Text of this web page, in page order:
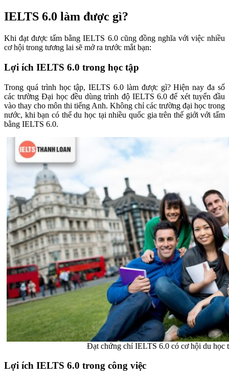
IELTS 6.0 làm được gì?
Khi đạt được tấm bằng IELTS 6.0 cũng đồng nghĩa với việc nhiều
cơ hội trong tương lai sẽ mở ra trước mắt bạn:
Lợi ích IELTS 6.0 trong học tập
Trong quá trình học tập, IELTS 6.0 làm được gì? Hiện nay đa số
các trường Đại học đều dùng trình độ IELTS 6.0 để xét tuyển đầu
vào thay cho môn thi tiếng Anh. Không chỉ các trường đại học trong
nước, khi bạn có thể du học tại nhiều quốc gia trên thế giới với tấm
bằng IELTS 6.0.
Đạt chứng chỉ IELTS 6.0 có cơ hội du học
Lợi ích IELTS 6.0 trong công việc